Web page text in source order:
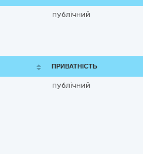
публічний
ПРИВАТНІСТЬ
публічний